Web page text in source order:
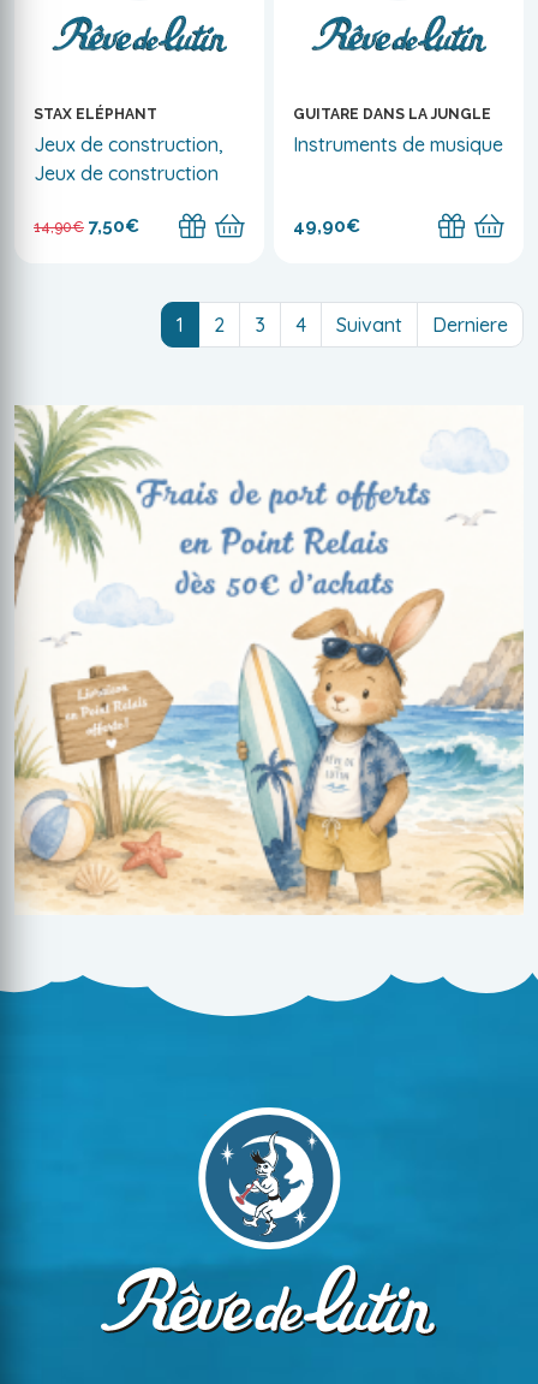
STAX ELÉPHANT
Jeux de construction,
Jeux de construction
14,90€ 7,50€
GUITARE DANS LA JUNGLE
Instruments de musique
49,90€
1 (current)
2 3 4 Suivant Derniere